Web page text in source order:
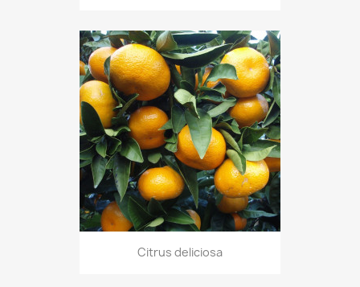
Citrus deliciosa